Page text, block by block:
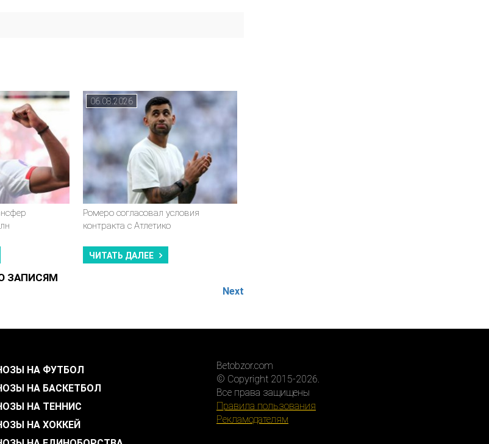
06.08.2026
Ромеро согласовал условия
контракта с Атлетико
ЧИТАТЬ ДАЛЕЕ
ЗАПИСЯМ
Next
НА ФУТБОЛ
НА БАСКЕТБОЛ
НА ТЕННИС
НА ХОККЕЙ
Betobzor.com
© Copyright 2015-2026.
Все права защищены
Правила пользования
Рекламодателям